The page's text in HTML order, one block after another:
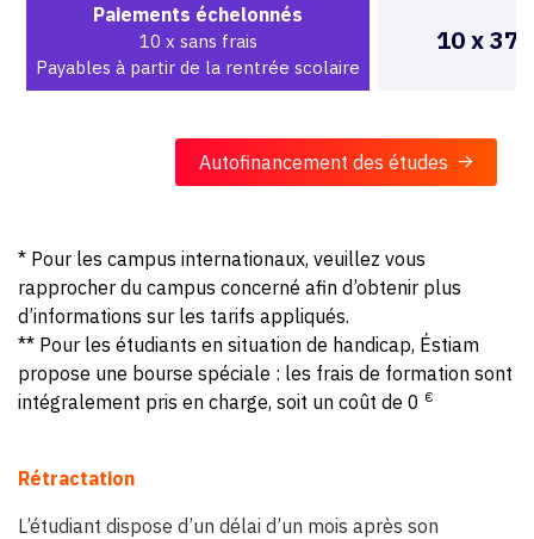
Paiements échelonnés
10 x sans frais
Payables à partir de la rentrée scolaire
10 x
Autofinancement des études
* Pour les campus internationaux, veuillez vous
rapprocher du campus concerné afin d’obtenir plus
d’informations sur les tarifs appliqués.
** Pour les étudiants en situation de handicap, Éstiam
propose une bourse spéciale : les frais de formation sont
intégralement pris en charge, soit un coût de 0 €
Rétractation
L’étudiant dispose d’un délai d’un mois après son